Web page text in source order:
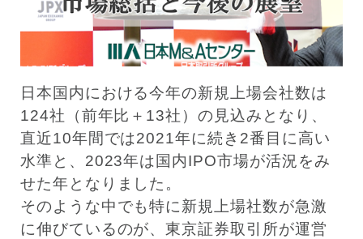
日本国内における今年の新規上場会社数は
124社（前年比＋13社）の見込みとなり、
直近10年間では2021年に続き2番目に高い
水準と、2023年は国内IPO市場が活況をみ
せた年となりました。
そのような中でも特に新規上場社数が急激
に伸びているのが、東京証券取引所が運営